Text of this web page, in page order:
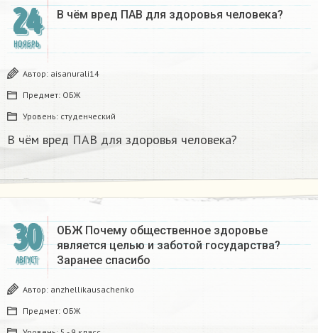
24
НОЯБРЬ
В чём вред ПАВ для здоровья человека?
Автор: aisanurali14
Предмет: ОБЖ
Уровень: студенческий
В чём вред ПАВ для здоровья человека?
30
АВГУСТ
ОБЖ Почему общественное здоровье
является целью и заботой государства?
Заранее спасибо
Автор: anzhellikausachenko
Предмет: ОБЖ